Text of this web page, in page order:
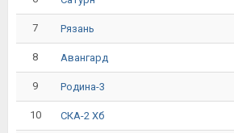
7 Рязань
8 Авангард
9 Родина-3
10 СКА-2 Хб